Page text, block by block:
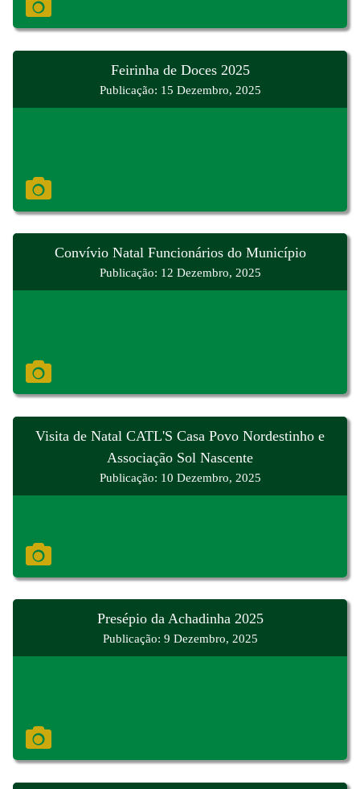
Feirinha de Doces 2025
Publicação: 15 Dezembro, 2025
Convívio Natal Funcionários do Município
Publicação: 12 Dezembro, 2025
Visita de Natal CATL'S Casa Povo Nordestinho e
Associação Sol Nascente
Publicação: 10 Dezembro, 2025
Presépio da Achadinha 2025
Publicação: 9 Dezembro, 2025